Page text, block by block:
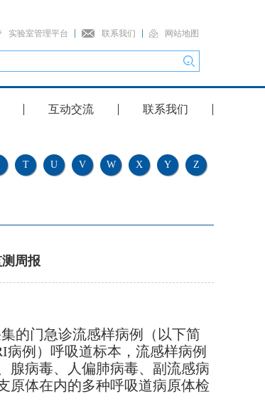
实验室管理平台 联系我们 网站地图
互动交流 联系我们
T U V W X Y Z
周报
的门急诊流感样病例（以下简
例）呼吸道标本，流感样病例
腺病毒、人偏肺病毒、副流感病
原体在内的多种呼吸道病原体检